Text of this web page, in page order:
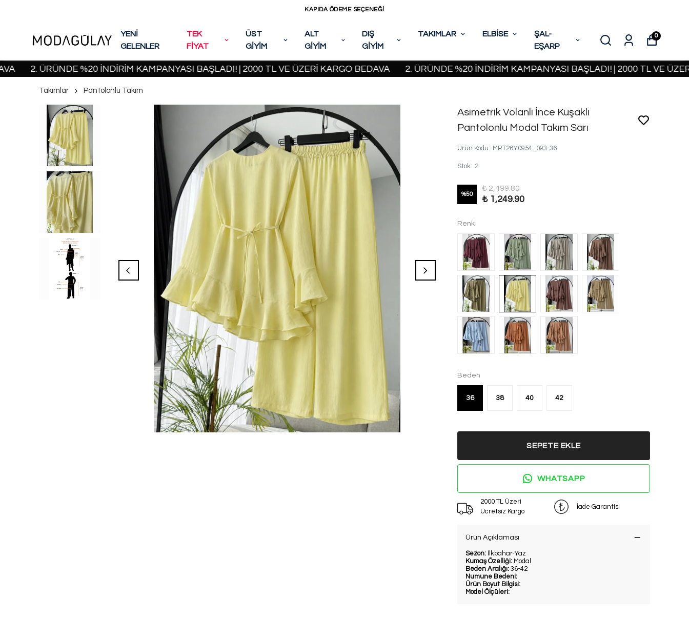
KAPIDA ÖDEME SEÇENEĞİ
YENİ
GELENLER
TEK
FİYAT
ÜST
GİYİM
ALT
GİYİM
DIŞ
GİYİM
TAKIMLAR ELBİSE
ŞAL-
EŞARP
0
ÜRÜNDE %20 İNDİRİM KAMPANYASI BAŞLADI! | 2000 TL VE ÜZERİ KARGO BEDAVA 2. ÜRÜNDE %20 İNDİRİM KAMPANYASI BAŞLADI! | 2000 TL VE ÜZERİ
Takımlar Pantolonlu Takım
Asimetrik Volanlı İnce Kuşaklı
Pantolonlu Modal Takım Sarı
Ürün Kodu: MRT26Y0954_093-36
Stok: 2
%50
₺ 2,499.80
₺ 1,249.90
Renk
Beden
36 38 40 42
SEPETE EKLE
WHATSAPP
2000 TL Üzeri
Ücretsiz Kargo
İade Garantisi
Ürün Açıklaması
Sezon: İlkbahar-Yaz
Kumaş Özelliği: Modal
Beden Aralığı: 36-42
Numune Bedeni:
Ürün Boyut Bilgisi:
Model Ölçüleri: